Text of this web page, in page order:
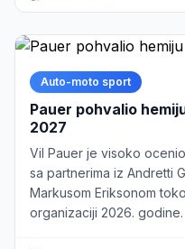
Auto-moto sport
Pauer pohvalio
2027
Vil Pauer je visoko
sa partnerima iz Andretti
Markusom Eriksonom
organizaciji 2026. godine.